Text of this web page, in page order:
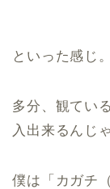
といった感じ。
多分、観てい
入出来るんじ
僕は「カガチ